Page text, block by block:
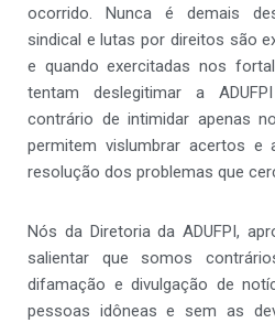
ocorrido. Nunca é demais
sindical e lutas por direitos são
e quando exercitadas nos
tentam deslegitimar a
contrário de intimidar apenas
permitem vislumbrar acertos e
resolução dos problemas que
Nós da Diretoria da ADUFPI,
salientar que somos
difamação e divulgação de
pessoas idôneas e sem as